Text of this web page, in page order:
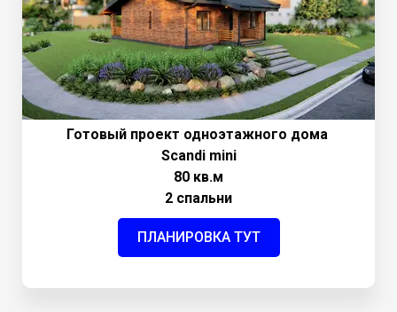
Готовый проект одноэтажного дома
Scandi mini
80 кв.м
2 спальни
ПЛАНИРОВКА ТУТ